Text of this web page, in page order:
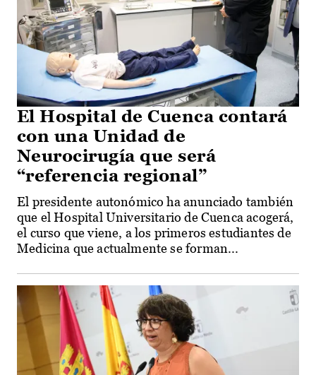
El Hospital de Cuenca contará
con una Unidad de
Neurocirugía que será
“referencia regional”
El presidente autonómico ha anunciado también
que el Hospital Universitario de Cuenca acogerá,
el curso que viene, a los primeros estudiantes de
Medicina que actualmente se forman...